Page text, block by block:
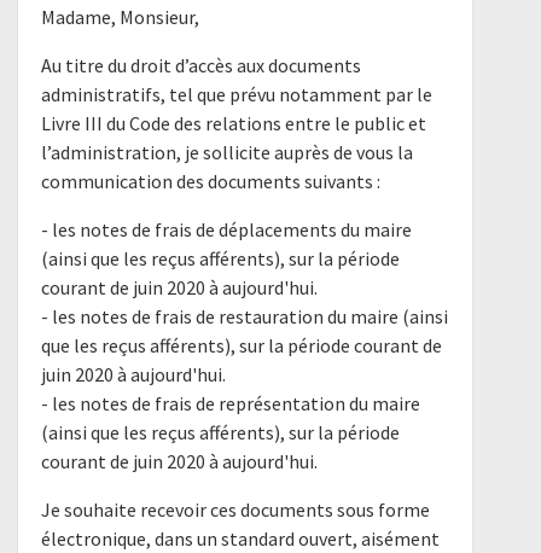
Madame, Monsieur,
Au titre du droit d’accès aux documents
administratifs, tel que prévu notamment par le
Livre III du Code des relations entre le public et
l’administration, je sollicite auprès de vous la
communication des documents suivants :
- les notes de frais de déplacements du maire
(ainsi que les reçus afférents), sur la période
courant de juin 2020 à aujourd'hui.
- les notes de frais de restauration du maire (ainsi
que les reçus afférents), sur la période courant de
juin 2020 à aujourd'hui.
- les notes de frais de représentation du maire
(ainsi que les reçus afférents), sur la période
courant de juin 2020 à aujourd'hui.
Je souhaite recevoir ces documents sous forme
électronique, dans un standard ouvert, aisément